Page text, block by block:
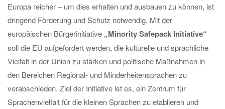
Europa reicher – um dies erhalten und ausbauen zu können, ist
dringend Förderung und Schutz notwendig. Mit der
europäischen Bürgerinitiative „Minority Safepack Initiative“
soll die EU aufgefordert werden, die kulturelle und sprachliche
Vielfalt in der Union zu stärken und politische Maßnahmen in
den Bereichen Regional- und Minderheitensprachen zu
verabschieden. Ziel der Initiative ist es, ein Zentrum für
Sprachenvielfalt für die kleinen Sprachen zu etablieren und